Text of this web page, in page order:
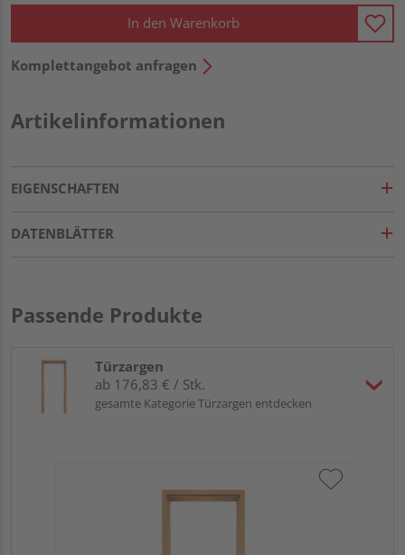
In den Warenkorb
Komplettangebot anfragen
Artikelinformationen
EIGENSCHAFTEN
DATENBLÄTTER
Passende Produkte
Türzargen
ab 176,83 € / Stk.
gesamte Kategorie Türzargen entdecken